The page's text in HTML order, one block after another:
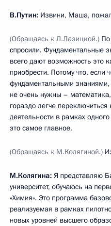
В.Путин: Извини, Маша,
(Обращаясь к Л.Лазицкой.)
спросили. Фундаментальные
всего дают возможность это
приобрести. Потому что, если
фундаментальными
не очень нужны –
гораздо легче
деятельности в рамках
это самое главное.
(Обращаясь к М.Колягиной.)
М.Колягина: Я представляю
университет, обучаюсь на
«Химия». Это программа
реализуемая в рамках
новых уровней высшего